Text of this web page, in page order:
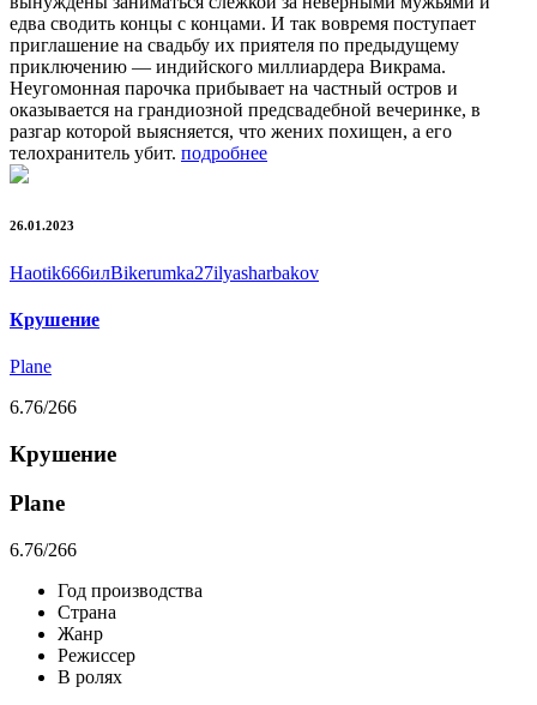
едва сводить концы с концами. И так вовремя поступает
приглашение на свадьбу их приятеля по предыдущему
приключению — индийского миллиардера Викрама.
Неугомонная парочка прибывает на частный остров и
оказывается на грандиозной предсвадебной вечеринке, в
разгар которой выясняется, что жених похищен, а его
телохранитель убит. подробнее
26.01.2023
Haotik666илBikerumka27ilyasharbakov
Крушение
Plane
6.76/266
Крушение
Plane
6.76/266
Год производства
Страна
Жанр
Режиссер
В ролях